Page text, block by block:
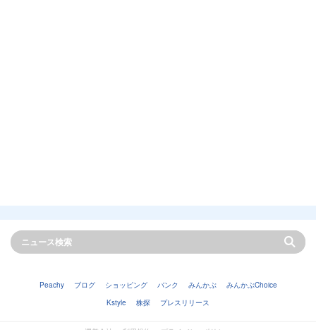
Peachy ブログ ショッピング バンク みんかぶ
みんかぶChoice
Kstyle
株探 プレスリリース